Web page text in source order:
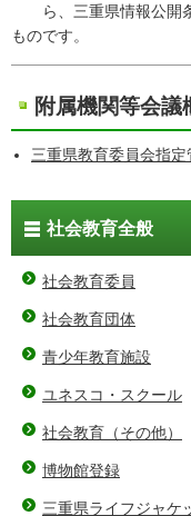
ら、三重県情報公開条
ものです。
附属機関等会議
三重県教育委員会指
社会教育全般
社会教育委員
社会教育団体
青少年教育施設
ユネスコ・スクール
社会教育（その他）
博物館登録
三重県ライフジャケ